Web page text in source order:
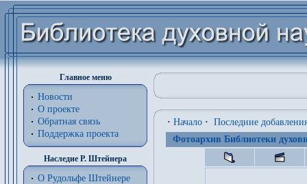
Главное меню
Новости
О проекте
Обратная связь
Поддержка проекта
Наследие Р. Штейнера
О Рудольфе Штейнере
· Начало · Последние
Фотоархив Библиотеки